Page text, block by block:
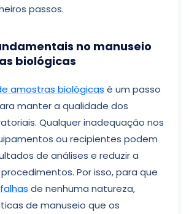
passos.
no manuseio
biológicas
amostras biológicas é um passo
manter a qualidade dos
Qualquer inadequação nos
ou recipientes podem
de análises e reduzir a
Por isso, para que
de nenhuma natureza,
de manuseio que os